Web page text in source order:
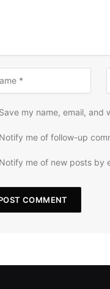
Save my name, email, and
Notify me of follow-up
Notify me of new posts by